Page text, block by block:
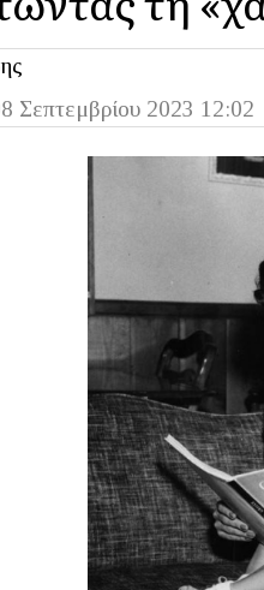
Σεπτεμβρίου 2023 12:02